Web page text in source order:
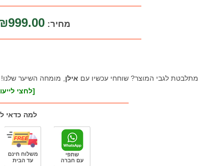
מחיר:
מתלבטת לגבי המוצר? שוחחי עכשיו עם אילן , מומחה השיער
[לחצי
למה כדאי